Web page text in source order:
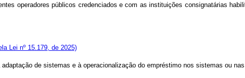
operadores públicos credenciados e com as instituições consignatárias
Lei nº 15.179, de 2025)
de sistemas e à operacionalização do empréstimo nos sistemas ou